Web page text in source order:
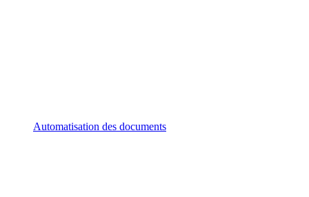
Automatisation des documents